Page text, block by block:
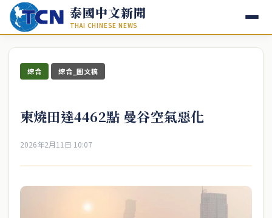
泰國中文新聞
THAI CHINESE NEWS
綜合 綜合_圖文稿
柬燒田達4462點 曼谷空氣惡化
2026年2月11日 10:07